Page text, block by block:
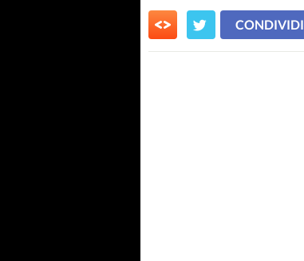
CONDIVIDI